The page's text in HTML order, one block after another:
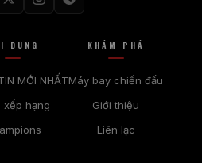
DUNG
MỚI NHẤT
xếp hạng
KHÁM PHÁ
Máy bay chiến đấu
Giới thiệu
Liên lạc